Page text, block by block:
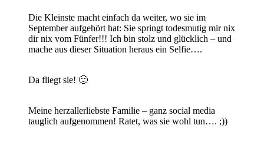
Die Kleinste macht einfach da weiter, wo sie im
September aufgehört hat: Sie springt todesmutig mir nix
dir nix vom Fünfer!!! Ich bin stolz und glücklich – und
mache aus dieser Situation heraus ein Selfie….
Da fliegt sie! 🙂
Meine herzallerliebste Familie – ganz social media
tauglich aufgenommen! Ratet, was sie wohl tun…. ;))